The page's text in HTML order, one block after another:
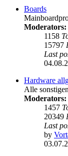
Boards
Moderators:
1158
15797
Last
Hardware
Alle
Moderators:
1457
20349
Last
by